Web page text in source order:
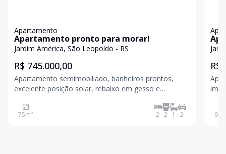
Apartamento
Apartamento pronto para morar!
Jardim América, São Leopoldo - RS
R$ 745.000,00
Apartamento semimobiliado, banheiros prontos,
excelente posição solar, rebaixo em gesso e
prévio
75m² 2 2 1 2
R$
90